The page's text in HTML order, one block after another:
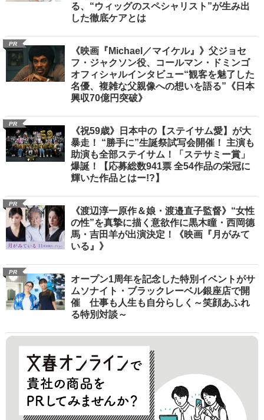
る、“ウィッグのスペシャリスト”が生み出
した徹底ケアとは
PR
《映画『Michael／マイケル』》父ジョセ
フ・ジャクソン役、コールマン・ドミンゴ
オフィシャルインタビュー“観客を魅了した
名優、複雑な父親像への想いを語る”《日本
興収70億円突破》
PR
《祝59歳》日本中の【ステイサム愛】が大
暴走！ “勝手に”生誕祭試写会開催！ 主演も
助演も全部ステイサム！「ステサミー賞」
爆誕！【応募総数941票 全54作品の栄冠に
輝いた作品とはー!?】
PR
《渡辺淳一原作＆娘・渡邉直子監督》“女性
の性”を真摯に描く意欲作に黒木瞳・西岡德
馬・吉田羊が出演決定！《映画『月がみて
いる』》
PR
オープン1周年を記念した特別イベントがサ
ムソナイト・ブラックレーベル銀座店で開
催 仕事も人生も自分らしく～笑顔あふれ
る特別対談～